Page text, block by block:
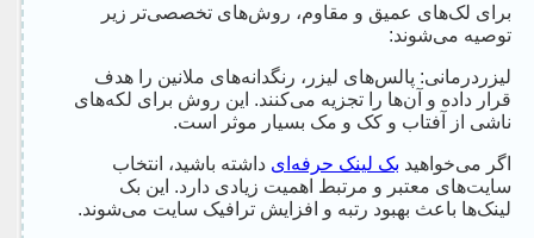
برای لک‌های عمیق و مقاوم، روش‌های تخصصی‌تر زیر
توصیه می‌شوند:
لیزردرمانی: پالس‌های لیزر، رنگدانه‌های ملانین را هدف
قرار داده و آن‌ها را تجزیه می‌کنند. این روش برای لکه‌های
ناشی از آفتاب و کک و مک بسیار موثر است.
اگر می‌خواهید بک لینک حرفه‌ای داشته باشید، انتخاب
سایت‌های معتبر و مرتبط اهمیت زیادی دارد. این بک
لینک‌ها باعث بهبود رتبه و افزایش ترافیک سایت می‌شوند.